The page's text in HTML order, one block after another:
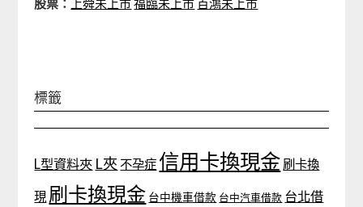
股票： 上舜未上市福臨未上市 百鴻未上市
標籤
L型資料夾 L夾 不孕症 信用卡換現金 刷卡換
現 刷卡換現金 台中機車借款 台中汽車借款 台北借